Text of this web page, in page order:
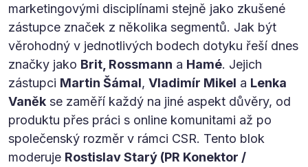
marketingovými disciplínami stejně jako zkušené
zástupce značek z několika segmentů. Jak být
věrohodný v jednotlivých bodech dotyku řeší dnes
značky jako Brit, Rossmann a Hamé. Jejich
zástupci Martin Šámal, Vladimír Mikel a Lenka
Vaněk se zaměří každý na jiné aspekt důvěry, od
produktu přes práci s online komunitami až po
společenský rozměr v rámci CSR. Tento blok
moderuje Rostislav Starý (PR Konektor /